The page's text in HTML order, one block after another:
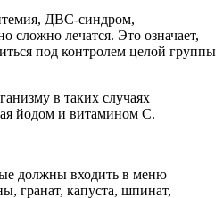
ДВС-синдром,
сложно лечатся. Это означает,
под контролем целой группы
в таких случаях
йодом и витамином C.
должны входить в меню
гранат, капуста, шпинат,